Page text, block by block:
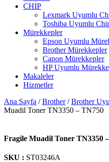
CHIP
Lexmark Uyumlu
Toshiba Uyumlu
Mürekkepler
Epson Uyumlu
Brother Mürekkepler
Canon Mürekkepler
HP Uyumlu
Makaleler
Hizmetler
Ana Sayfa /Brother/Brother
Muadil Toner TN3350 – TN750
Fragile Muadil Toner TN3350
SKU : ST03246A